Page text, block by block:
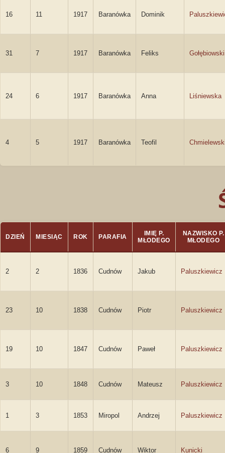
16 11 1917 Baranówka Dominik
31 7 1917 Baranówka Feliks Gołębiowski
24 6 1917 Baranówka Anna Liśniewska
4 5 1917 Baranówka Teofil
DZIEŃ MIESIĄC ROK PARAFIA
IMIĘ P.
MŁODEGO
NAZWISKO P.
MŁODEGO
2 2 1836 Cudnów Jakub Paluszkiewicz
23 10 1838 Cudnów Piotr Paluszkiewicz
19 10 1847 Cudnów Paweł Paluszkiewicz
3 10 1848 Cudnów Mateusz Paluszkiewicz
1 3 1853 Miropol Andrzej Paluszkiewicz
6 9 1859 Cudnów Wiktor Kunicki